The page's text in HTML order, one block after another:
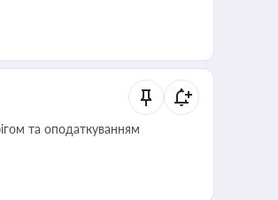
та оподаткуванням